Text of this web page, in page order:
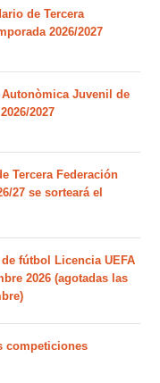
de Tercera
2026/2027
Juvenil de
2027
Tercera Federación
27 se sorteará el
fútbol Licencia UEFA
2026 (agotadas las
competiciones